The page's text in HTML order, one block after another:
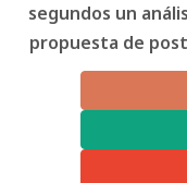
segundos un
propuesta de